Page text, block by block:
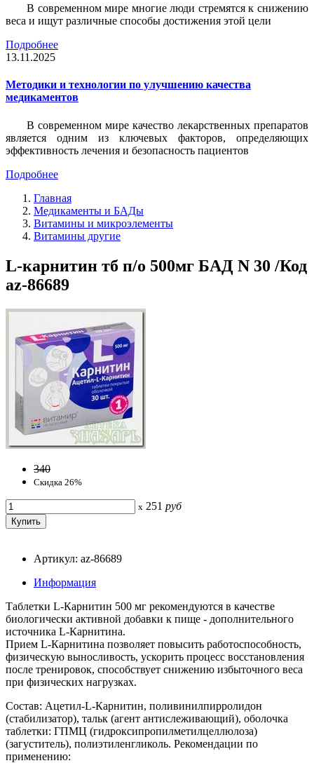
В современном мире многие люди стремятся к снижению
веса и ищут различные способы достижения этой цели
Подробнее
13.11.2025
Методики и технологии по улучшению качества
медикаментов
В современном мире качество лекарственных препаратов
является одним из ключевых факторов, определяющих
эффективность лечения и безопасность пациентов
Подробнее
Главная
Медикаменты и БАДы
Витамины и микроэлементы
Витамины другие
L-карнитин тб п/о 500мг БАД N 30 /Код
az-86689
340
Скидка 26%
x 251 руб
Артикул: az-86689
Информация
Таблетки L-Карнитин 500 мг рекомендуются в качестве
биологически активной добавки к пище - дополнительного
источника L-Карнитина.
Прием L-Карнитина позволяет повысить работоспособность,
физическую выносливость, ускорить процесс восстановления
после тренировок, способствует снижению избыточного веса
при физических нагрузках.
Состав: Ацетил-L-Карнитин, поливинилпирролидон
(стабилизатор), тальк (агент антислеживающий), оболочка
таблетки: ГПМЦ (гидроксипропилметилцеллюлоза)
(загуститель), полиэтиленгликоль. Рекомендации по
применению: